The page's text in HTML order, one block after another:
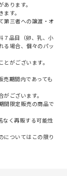
ります。
す。
第三者への譲渡・オ
７品目（卵、乳、小
る場合、個々のパッ
がございます。
売期間内であっても
ございます。
間限定販売の商品で
なく再販する可能性
についてはこの限り